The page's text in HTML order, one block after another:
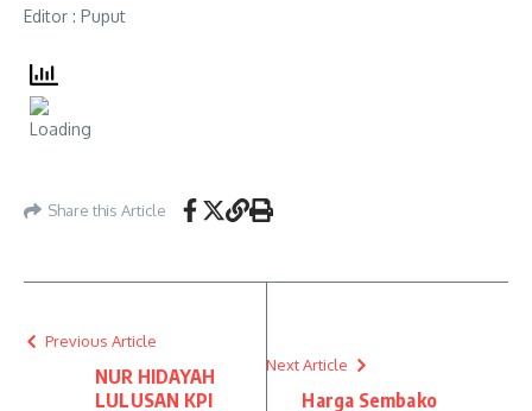
Editor : Puput
Share this Article
Previous Article
NUR HIDAYAH
LULUSAN KPI
Next Article
Harga Sembako